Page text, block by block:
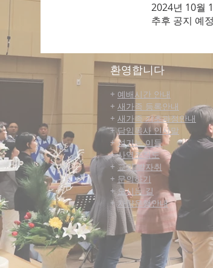
2024년 10월
추후 공지 예
​환영합니다
+ 예배시간 안내
+ 새가족 등록안내
+ 새가족 기초과정안내
+담임목사 인사말
+섬기는 이들
+사역조직도
+교회 발자취
+ 문의하기
+오시는 길
+차량운행안내